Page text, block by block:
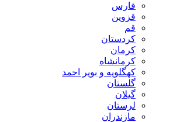
فارس
قزوین
قم
کردستان
کرمان
کرمانشاه
کهگلویه و بویر احمد
گلستان
گیلان
لرستان
مازندران